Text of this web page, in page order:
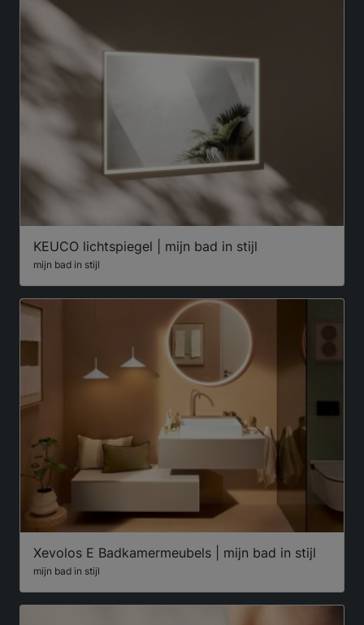
KEUCO lichtspiegel | mijn bad in stijl
mijn bad in stijl
Xevolos E Badkamermeubels | mijn bad in stijl
mijn bad in stijl